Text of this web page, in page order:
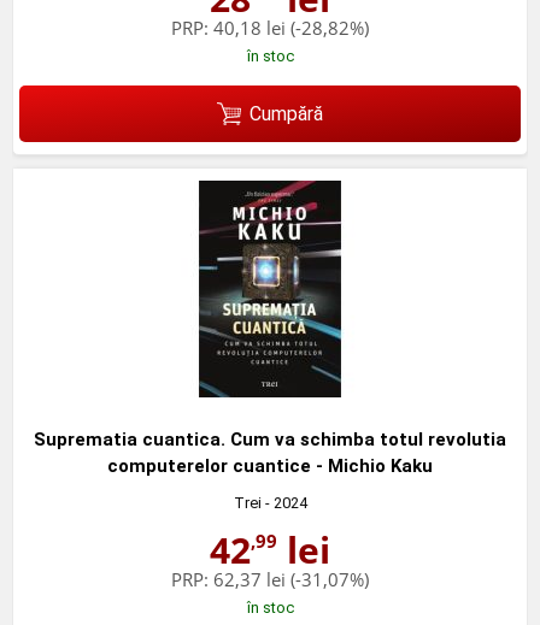
PRP: 40,18 lei (-28,82%)
în stoc
Cumpără
Suprematia cuantica. Cum va schimba totul revolutia
computerelor cuantice - Michio Kaku
Trei- 2024
42,99 lei
PRP: 62,37 lei (-31,07%)
în stoc